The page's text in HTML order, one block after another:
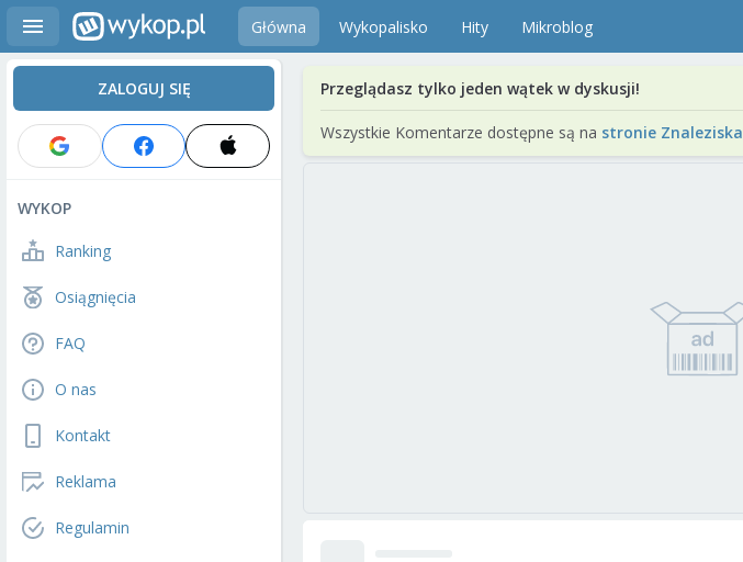
Główna Wykopalisko Hity Mikroblog
ZALOGUJ SIĘ
WYKOP
Ranking
Osiągnięcia
FAQ
O nas
Kontakt
Reklama
Regulamin
Przeglądasz tylko jeden wątek w dyskusji!
Wszystkie Komentarze dostępne są na stronie Znaleziska